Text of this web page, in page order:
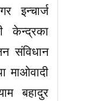
इन्चार्ज
केन्द्रका
संविधान
माओवादी
बहादुर